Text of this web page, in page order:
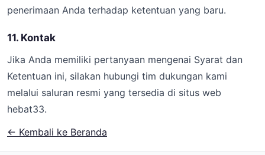
penerimaan Anda terhadap ketentuan yang baru.
11. Kontak
Jika Anda memiliki pertanyaan mengenai Syarat dan
Ketentuan ini, silakan hubungi tim dukungan kami
melalui saluran resmi yang tersedia di situs web
hebat33.
← Kembali ke Beranda